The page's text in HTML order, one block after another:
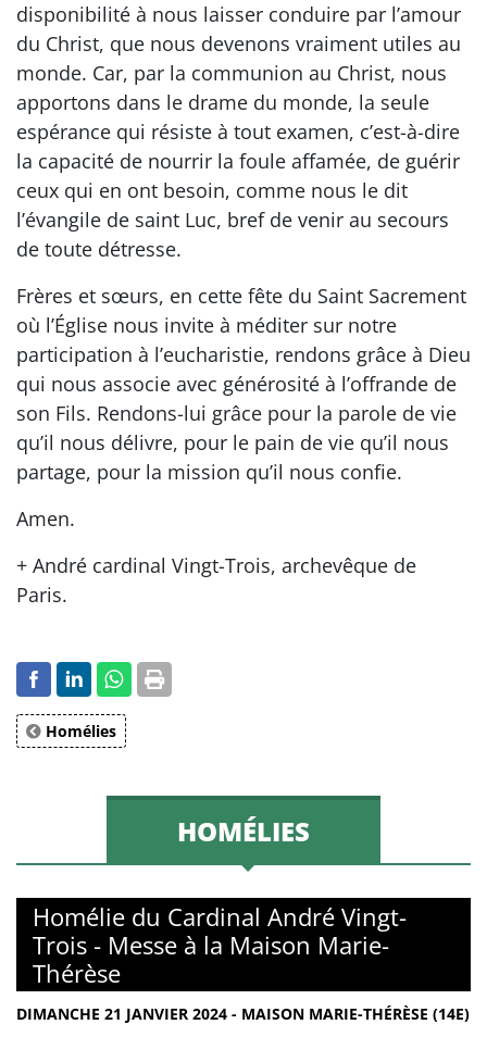
disponibilité à nous laisser conduire par l’amour
du Christ, que nous devenons vraiment utiles au
monde. Car, par la communion au Christ, nous
apportons dans le drame du monde, la seule
espérance qui résiste à tout examen, c’est-à-dire
la capacité de nourrir la foule affamée, de guérir
ceux qui en ont besoin, comme nous le dit
l’évangile de saint Luc, bref de venir au secours
de toute détresse.
Frères et sœurs, en cette fête du Saint Sacrement
où l’Église nous invite à méditer sur notre
participation à l’eucharistie, rendons grâce à Dieu
qui nous associe avec générosité à l’offrande de
son Fils. Rendons-lui grâce pour la parole de vie
qu’il nous délivre, pour le pain de vie qu’il nous
partage, pour la mission qu’il nous confie.
Amen.
+ André cardinal Vingt-Trois, archevêque de
Paris.
Homélies
HOMÉLIES
Homélie du Cardinal André Vingt-
Trois - Messe à la Maison Marie-
Thérèse
DIMANCHE 21 JANVIER 2024 - MAISON MARIE-THÉRÈSE (14E)